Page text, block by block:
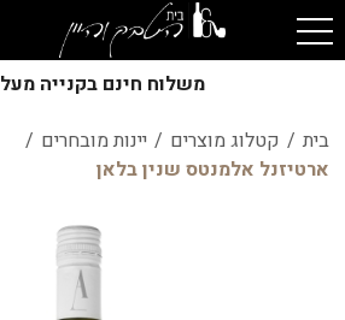
משלוח חינם בקנייה מעל ₪399
בית / קטלוג מוצרים / יינות מובחרים /
ארטיזנל אלמנטס שנין בלאן